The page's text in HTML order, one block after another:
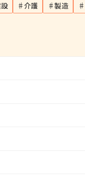
♯介護 ♯製造